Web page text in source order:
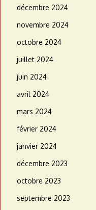
décembre 2024
novembre 2024
octobre 2024
juillet 2024
juin 2024
avril 2024
mars 2024
février 2024
janvier 2024
décembre 2023
octobre 2023
septembre 2023